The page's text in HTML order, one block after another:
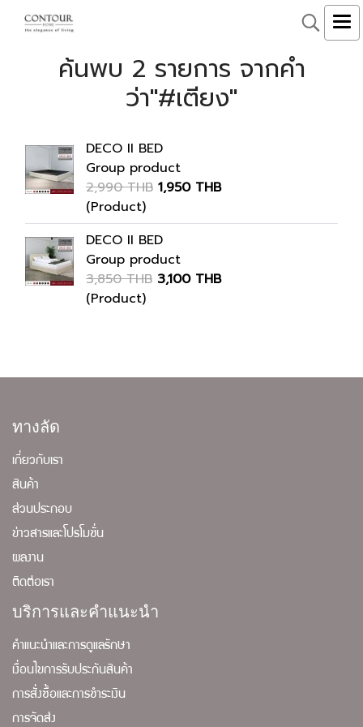
ค้นพบ 2 รายการ จากคำ
ว่า"#เตียง"
DECO II BED
Group product
2,990 THB 1,950 THB
(Product)
DECO II BED
Group product
3,850 THB 3,100 THB
(Product)
ทางลัด
เกี่ยวกับเรา
สินค้า
ส่วนประกอบ
ข่าวสารและโปรโมชั่น
ผลงาน
ติดต่อเรา
บริการและคำแนะนำ
คำแนะนำและการดูแลรักษา
เงื่อนไขการรับประกันสินค้า
การสั่งซื้อและการชำระเงิน
การจัดส่ง